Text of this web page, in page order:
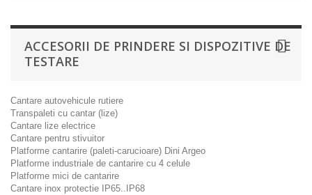
ACCESORII DE PRINDERE SI DISPOZITIVE DE
TESTARE
Cantare autovehicule rutiere
Transpaleti cu cantar (lize)
Cantare lize electrice
Cantare pentru stivuitor
Platforme cantarire (paleti-carucioare) Dini Argeo
Platforme industriale de cantarire cu 4 celule
Platforme mici de cantarire
Cantare inox protectie IP65..IP68